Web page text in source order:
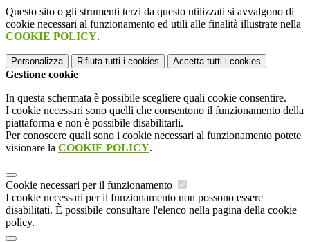
Questo sito o gli strumenti terzi da questo utilizzati si avvalgono di
cookie necessari al funzionamento ed utili alle finalità illustrate nella
COOKIE POLICY.
Personalizza Rifiuta tutti i cookies Accetta tutti i cookies
Gestione cookie
In questa schermata è possibile scegliere quali cookie consentire.
I cookie necessari sono quelli che consentono il funzionamento della
piattaforma e non è possibile disabilitarli.
Per conoscere quali sono i cookie necessari al funzionamento potete
visionare la COOKIE POLICY.
Cookie necessari per il funzionamento
I cookie necessari per il funzionamento non possono essere
disabilitati. È possibile consultare l'elenco nella pagina della cookie
policy.